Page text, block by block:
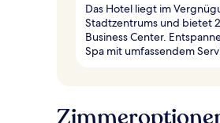
Das Hotel liegt im
Stadtzentrums und bietet
Business Center.
Spa mit umfassendem